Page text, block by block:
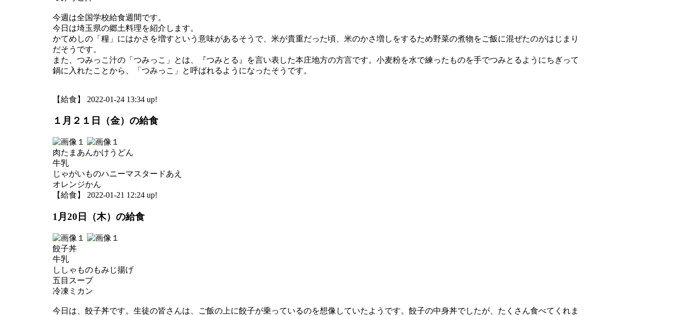
今週は全国学校給食週間です。
今日は埼玉県の郷土料理を紹介します。
かてめしの「糧」にはかさを増すという意味があるそうで、米が貴重だった頃、米のかさ増しをするため野菜の煮物をご飯に混ぜたのがはじまり
だそうです。
また、つみっこ汁の「つみっこ」とは、『つみとる』を言い表した本庄地方の方言です。小麦粉を水で練ったものを手でつみとるようにちぎって
鍋に入れたことから、「つみっこ」と呼ばれるようになったそうです。
【給食】 2022-01-24 13:34 up!
１月２１日（金）の給食
肉たまあんかけうどん
牛乳
じゃがいものハニーマスタードあえ
オレンジかん
【給食】 2022-01-21 12:24 up!
1月20日（木）の給食
餃子丼
牛乳
ししゃものもみじ揚げ
五目スープ
冷凍ミカン
今日は、餃子丼です。生徒の皆さんは、ご飯の上に餃子が乗っているのを想像していたようです。餃子の中身丼でしたが、たくさん食べてくれま